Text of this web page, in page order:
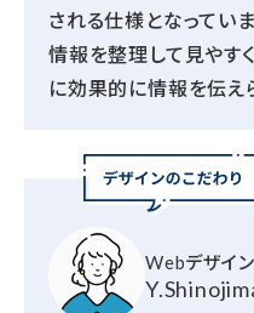
される仕様となってい
情報を整理して見やす
に効果的に情報を伝え
Webデザイン